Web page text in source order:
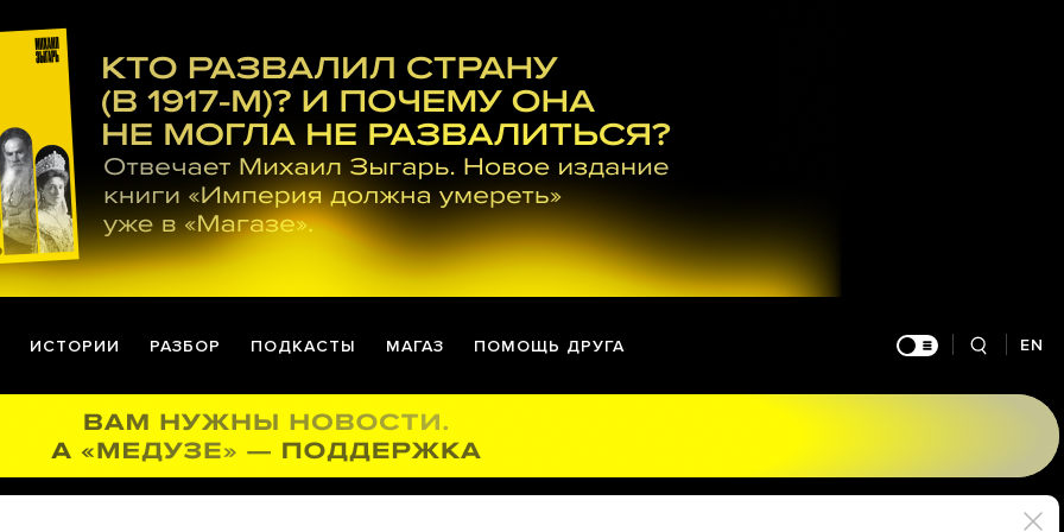
ИСТОРИИ РАЗБОР ПОДКАСТЫ МАГАЗ ПОМОЩЬ ДРУГА EN